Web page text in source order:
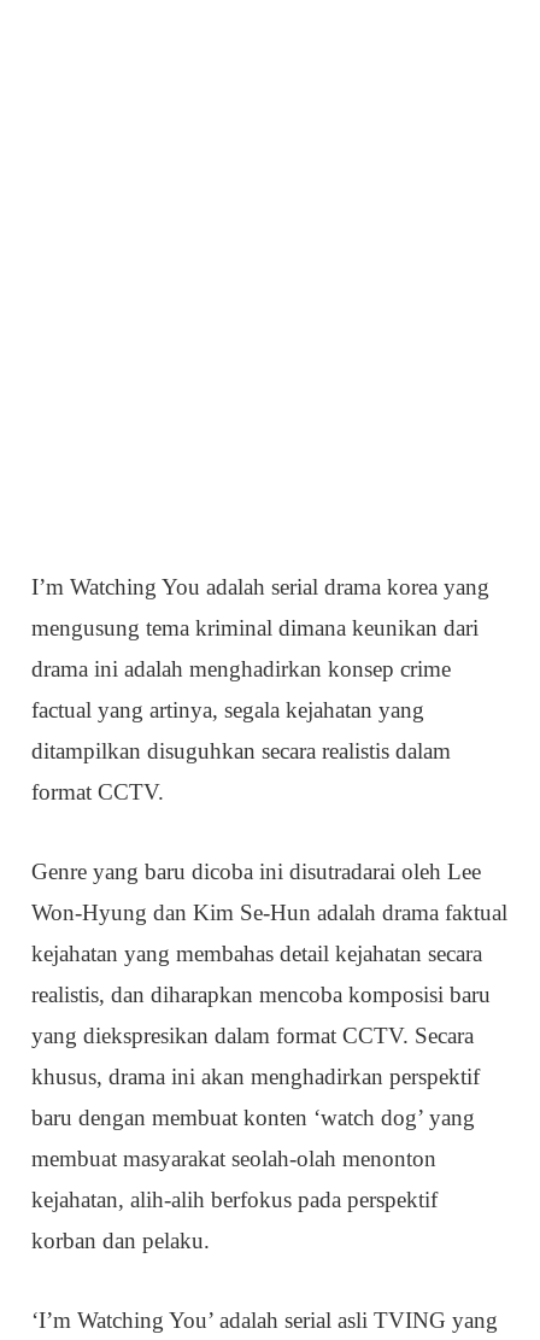
I’m Watching You adalah serial drama korea yang
mengusung tema kriminal dimana keunikan dari
drama ini adalah menghadirkan konsep crime
factual yang artinya, segala kejahatan yang
ditampilkan disuguhkan secara realistis dalam
format CCTV.
Genre yang baru dicoba ini disutradarai oleh Lee
Won-Hyung dan Kim Se-Hun adalah drama faktual
kejahatan yang membahas detail kejahatan secara
realistis, dan diharapkan mencoba komposisi baru
yang diekspresikan dalam format CCTV. Secara
khusus, drama ini akan menghadirkan perspektif
baru dengan membuat konten ‘watch dog’ yang
membuat masyarakat seolah-olah menonton
kejahatan, alih-alih berfokus pada perspektif
korban dan pelaku.
‘I’m Watching You’ adalah serial asli TVING yang